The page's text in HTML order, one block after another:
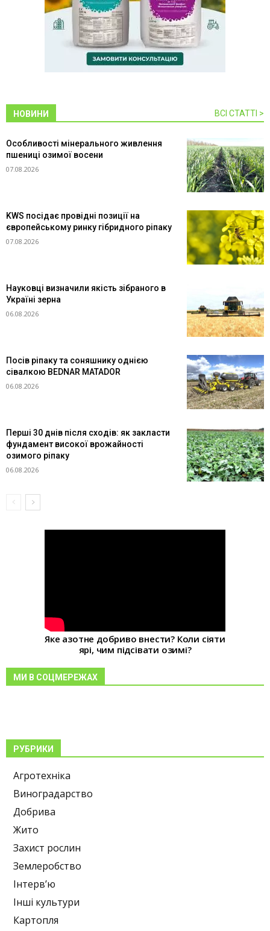
НОВИНИ ВСІ СТАТТІ >
Особливості мінерального живлення
пшениці озимої восени
07.08.2026
KWS посідає провідні позиції на
європейському ринку гібридного ріпаку
07.08.2026
Науковці визначили якість зібраного в
Україні зерна
06.08.2026
Посів ріпаку та соняшнику однією
сівалкою BEDNAR MATADOR
06.08.2026
Перші 30 днів після сходів: як закласти
фундамент високої врожайності
озимого ріпаку
06.08.2026
Яке азотне добриво внести? Коли сіяти
ярі, чим підсівати озимі?
МИ В СОЦМЕРЕЖАХ
РУБРИКИ
Агротехніка
Виноградарство
Добрива
Жито
Захист рослин
Землеробство
Інтерв’ю
Інші культури
Картопля